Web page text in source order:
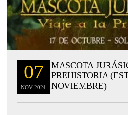
07
NOV 2024
MASCOTA
PREHISTORIA
NOVIEMBRE)